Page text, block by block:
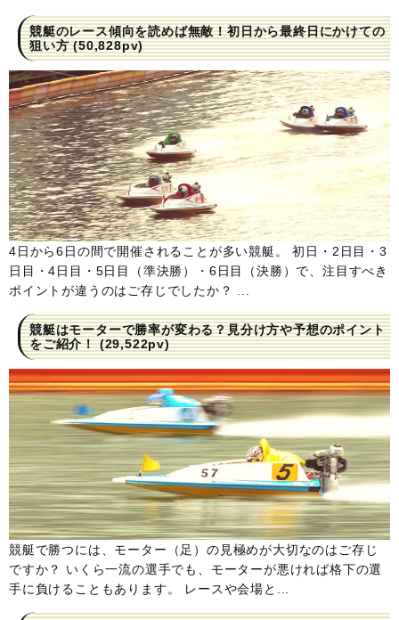
競艇のレース傾向を読めば無敵！初日から最終日にかけての
狙い方(50,828pv)
4日から6日の間で開催されることが多い競艇。 初日・2日目・3
日目・4日目・5日目（準決勝）・6日目（決勝）で、注目すべき
ポイントが違うのはご存じでしたか？ ...
競艇はモーターで勝率が変わる？見分け方や予想のポイント
をご紹介！(29,522pv)
競艇で勝つには、モーター（足）の見極めが大切なのはご存じ
ですか？ いくら一流の選手でも、モーターが悪ければ格下の選
手に負けることもあります。 レースや会場と...